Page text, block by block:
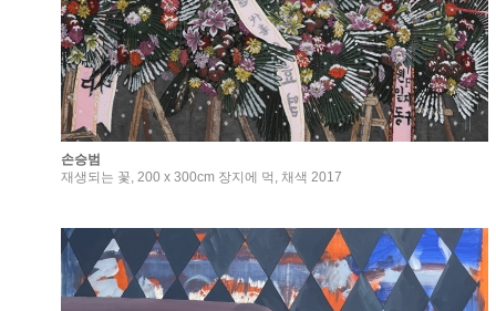
손승범
재생되는 꽃, 200 x 300cm 장지에 먹, 채색 2017